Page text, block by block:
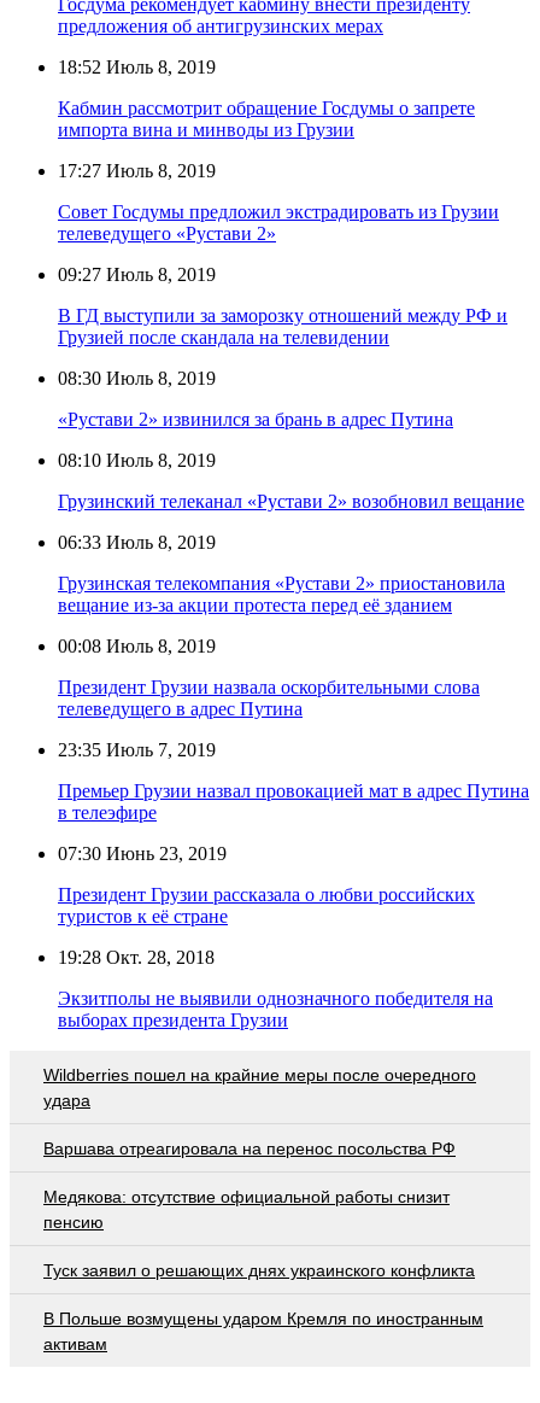
предложения об антигрузинских мерах
18:52 Июль 8, 2019
Кабмин рассмотрит обращение Госдумы о запрете
импорта вина и минводы из Грузии
17:27 Июль 8, 2019
Совет Госдумы предложил экстрадировать из Грузии
телеведущего «Рустави 2»
09:27 Июль 8, 2019
В ГД выступили за заморозку отношений между РФ и
Грузией после скандала на телевидении
08:30 Июль 8, 2019
«Рустави 2» извинился за брань в адрес Путина
08:10 Июль 8, 2019
Грузинский телеканал «Рустави 2» возобновил вещание
06:33 Июль 8, 2019
Грузинская телекомпания «Рустави 2» приостановила
вещание из-за акции протеста перед её зданием
00:08 Июль 8, 2019
Президент Грузии назвала оскорбительными слова
телеведущего в адрес Путина
23:35 Июль 7, 2019
Премьер Грузии назвал провокацией мат в адрес Путина
в телеэфире
07:30 Июнь 23, 2019
Президент Грузии рассказала о любви российских
туристов к её стране
19:28 Окт. 28, 2018
Экзитполы не выявили однозначного победителя на
выборах президента Грузии
Wildberries пошел на крайние меры после очередного
удара
Варшава отреагировала на перенос посольства РФ
Медякова: отсутствие официальной работы снизит
пенсию
Туск заявил о решающих днях украинского конфликта
В Польше возмущены ударом Кремля по иностранным
активам